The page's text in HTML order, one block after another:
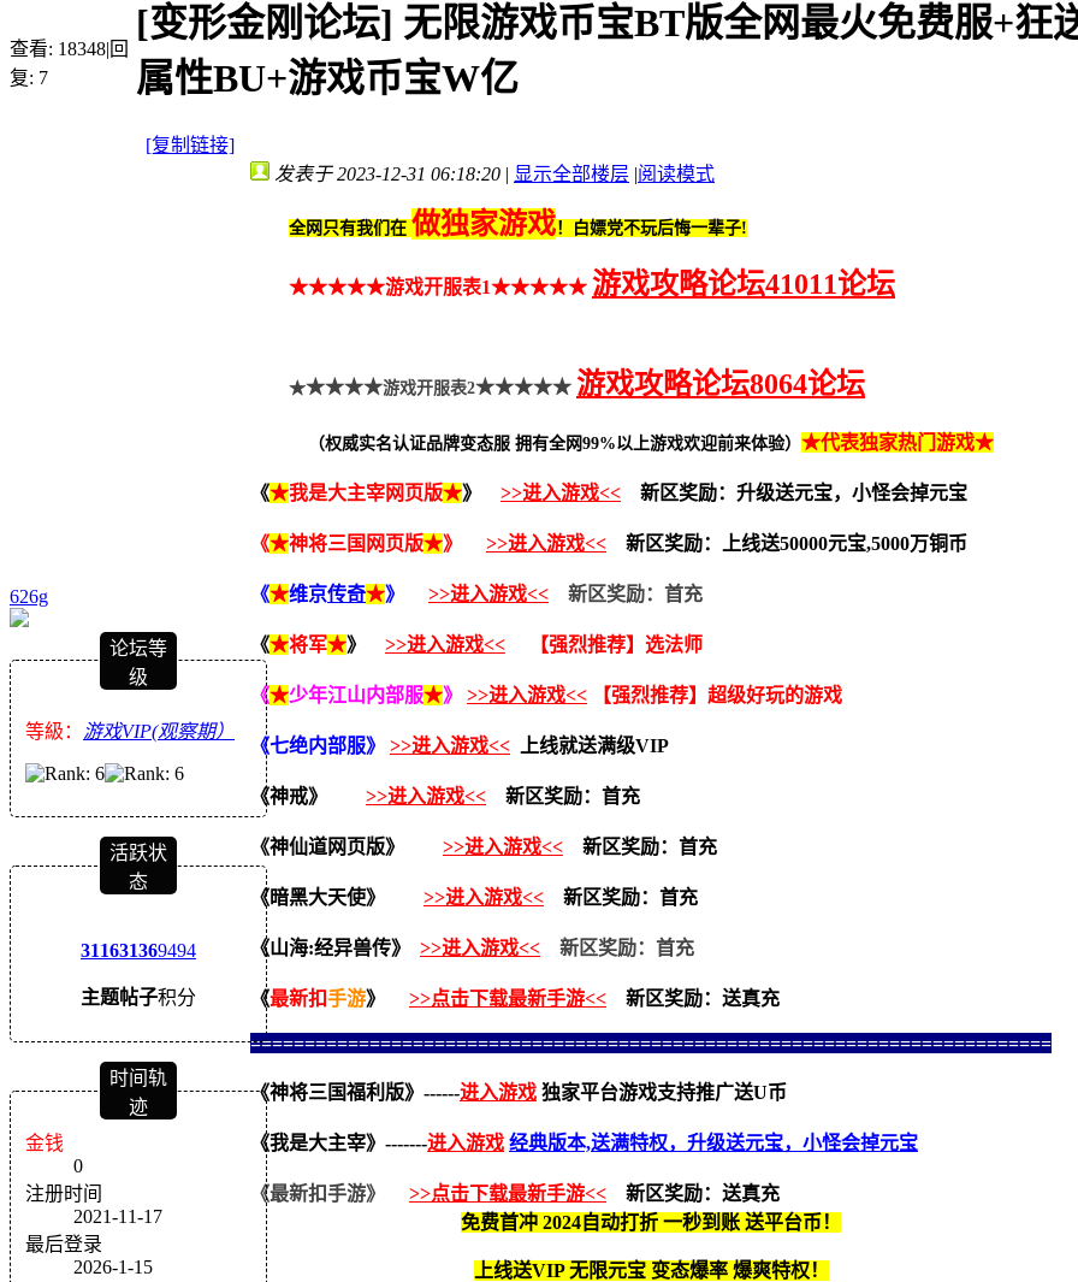
查看: 18348|回
复: 7
[变形金刚论坛] 无限游戏币宝BT版全网最火免费服+狂
属性BU+游戏币宝W亿
[复制链接]
626g
论坛等
级
等級： 游戏VIP(观察期）
活跃状
态
3116
主题
3136
帖子
9494
积分
时间轨
迹
金钱
0
注册时间
2021-11-17
最后登录
2026-1-15
发表于 2023-12-31 06:18:20 | 显示全部楼层 |阅读模式
全网只有我们在 做独家游戏！白嫖党不玩后悔一辈子!
★★★★★游戏开服表1★★★★★ 游戏攻略论坛41011论坛
★★★★★游戏开服表2★★★★★ 游戏攻略论坛8064论坛
（权威实名认证品牌变态服 拥有全网99%以上游戏欢迎前来体验） ★代表独家热门游戏★
《★我是大主宰网页版★》 >>进入游戏<< 新区奖励： 升级送元宝，小怪会掉元宝
《★神将三国网页版★》 >>进入游戏<< 新区奖励：上线送50000元宝,5000万铜币
《★维京传奇★》 >>进入游戏<< 新区奖励：首充
《★将军★》 >>进入游戏<< 【强烈推荐】选法师
《★少年江山内部服★》 >>进入游戏<< 【强烈推荐】超级好玩的游戏
《七绝内部服》 >>进入游戏<< 上线就送满级VIP
《神戒》 >>进入游戏<< 新区奖励：首充
《神仙道网页版》 >>进入游戏<< 新区奖励：首充
《暗黑大天使》 >>进入游戏<< 新区奖励：首充
《山海:经异兽传》 >>进入游戏<< 新区奖励：首充
《最新扣手游》 >>点击下载最新手游<< 新区奖励：送真充
==========================================================================
《神将三国福利版》------进入游戏 独家平台游戏支持推广送U币
《我是大主宰》 -------进入游戏 经典版本,送满特权，升级送元宝，小怪会掉元宝
《最新扣手游》 >>点击下载最新手游<< 新区奖励：送真充
免费首冲 2024自动打折 一秒到账 送平台币！
上线送VIP 无限元宝 变态爆率 爆爽特权！